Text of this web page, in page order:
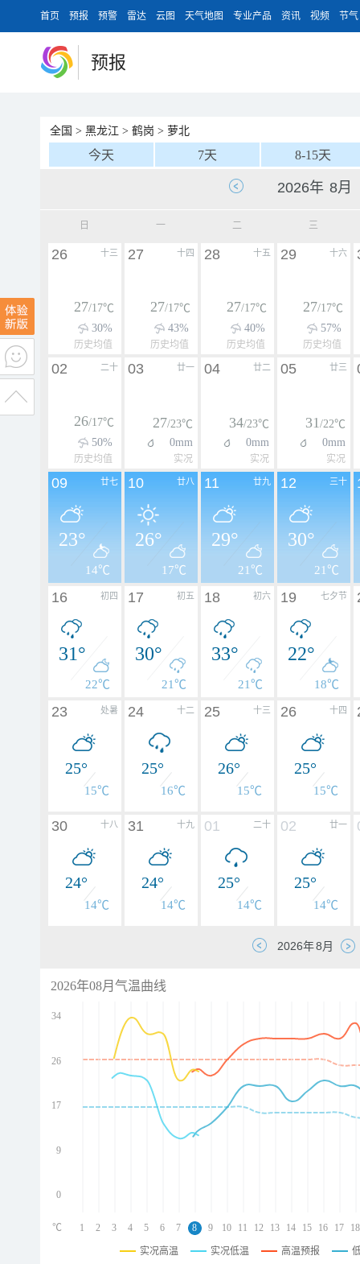
首页 预报 预警 雷达 云图 天气地图 专业产品 资讯 视频 节气
预报
全国 > 黑龙江 > 鹤岗 > 萝北
今天 7天 8-15天
日 一 二 三
十三
26
27/17℃
30%
历史均值
十四
27
27/17℃
43%
历史均值
十五
28
27/17℃
40%
历史均值
十六
29
27/17℃
57%
历史均值
二十
02
26/17℃
50%
历史均值
廿一
03
27/23℃
0mm
实况
廿二
04
34/23℃
0mm
实况
廿三
05
31/22℃
0mm
实况
廿七
09
23°
14℃
廿八
10
26°
17℃
廿九
11
29°
21℃
三十
12
30°
21℃
初四
16
31°
22℃
初五
17
30°
21℃
初六
18
33°
21℃
七夕节
19
22°
18℃
处暑
23
25°
15℃
十二
24
25°
16℃
十三
25
26°
15℃
十四
26
25°
15℃
十八
30
24°
14℃
十九
31
24°
14℃
二十
01
25°
14℃
廿一
02
25°
14℃
2026年08月气温曲线
34
26
17
9
0
1 2 3 4 5 6 7 8 9 10 11 12 13 14 15 16 17 18
℃
实况高温 实况低温 高温预报